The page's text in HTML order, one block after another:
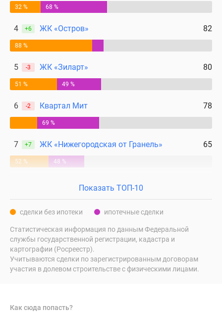
32 % 68 %
4 +6 ЖК «Остров» 82
88 %
5 -3 ЖК «Зиларт» 80
51 % 49 %
6 -2 Квартал Мит 78
69 %
7 +7 ЖК «Нижегородская от Гранель» 65
52 % 48 %
Показать ТОП-10
сделки без ипотеки ипотечные сделки
Статистическая информация по данным Федеральной
службы государственной регистрации, кадастра и
картографии (Росреестр).
Учитываются сделки по зарегистрированным договорам
участия в долевом строительстве с физическими лицами.
Как сюда попасть?